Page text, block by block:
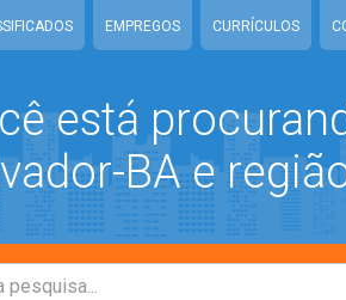
EMPREGOS CURRÍCULOS
está
BA e